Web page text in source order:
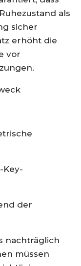
als
sicher
erhöht die
vor
Key-
der
nachträglich
müssen